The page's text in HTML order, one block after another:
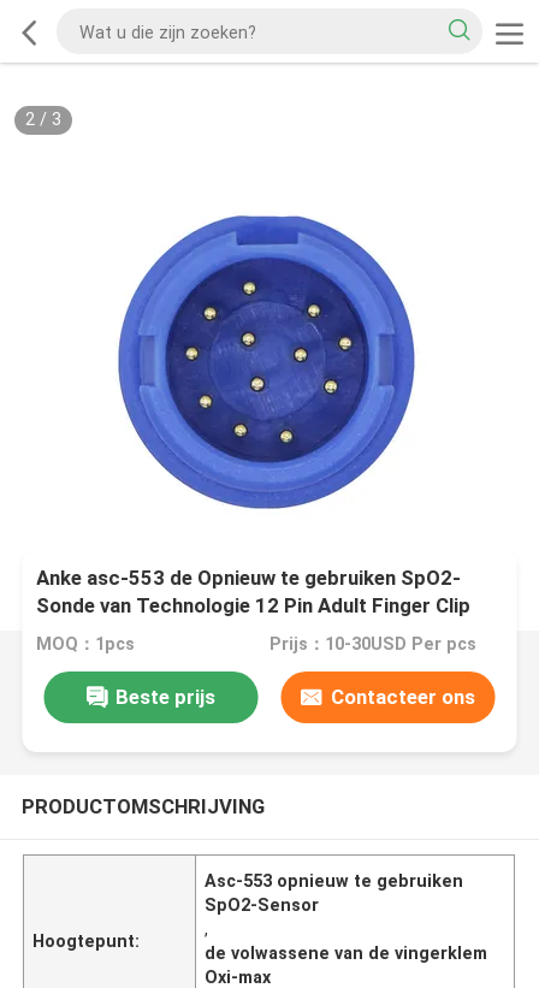
2/ 3
Anke asc-553 de Opnieuw te gebruiken SpO2-
Sonde van Technologie 12 Pin Adult Finger Clip
SpO2 van SensorOxi-max
MOQ：1pcs Prijs：10-30USD Per pcs
Beste prijs Contacteer ons
PRODUCTOMSCHRIJVING
Hoogtepunt:
Asc-553 opnieuw te gebruiken
SpO2-Sensor
,
de volwassene van de vingerklem
Oxi-max